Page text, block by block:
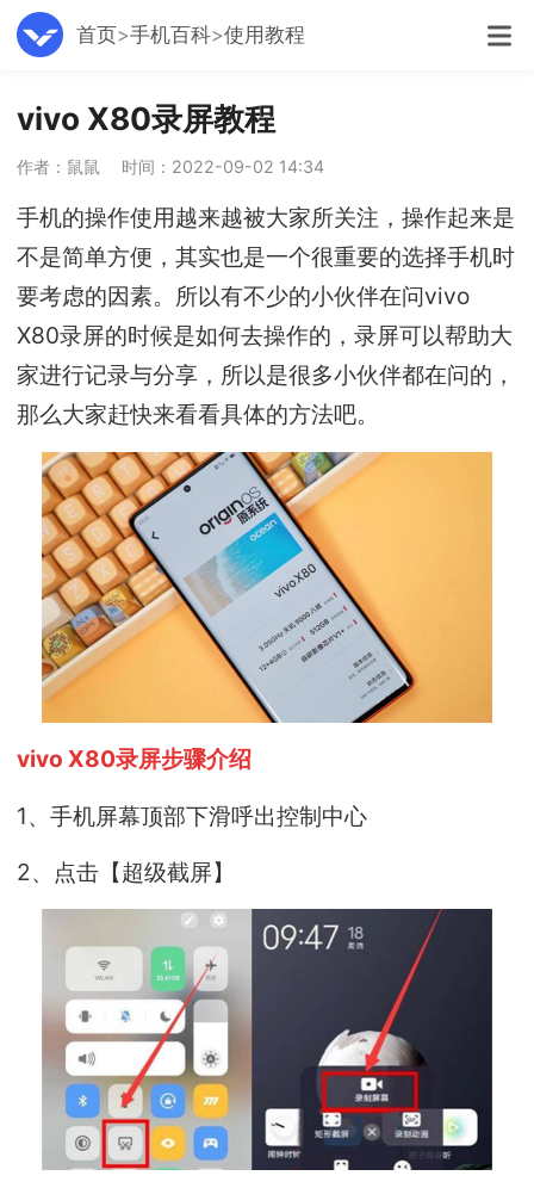
首页 手机百科 使用教程
vivo X80录屏教程
作者：鼠鼠 时间：2022-09-02 14:34
手机的操作使用越来越被大家所关注，操作起来是
不是简单方便，其实也是一个很重要的选择手机时
要考虑的因素。所以有不少的小伙伴在问vivo
X80录屏的时候是如何去操作的，录屏可以帮助大
家进行记录与分享，所以是很多小伙伴都在问的，
那么大家赶快来看看具体的方法吧。
vivo X80录屏步骤介绍
1、手机屏幕顶部下滑呼出控制中心
2、点击【超级截屏】